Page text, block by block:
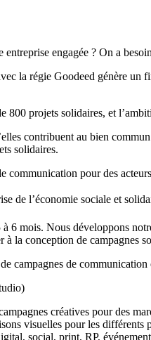
engagée ? On a
la régie Goodeed génère un
800 projets solidaires, et
contribuent au bien
solidaires.
communication pour des
de l’économie sociale et
6 mois. Nous développons
la conception de campagnes
campagnes de
créatives pour des
visuelles pour les différents
social, print, RP,